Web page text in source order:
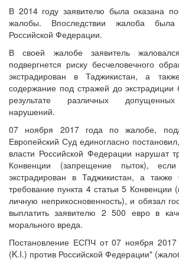
В 2014 году заявителю была оказана
жалобы. Впоследствии жалоба была
Российской Федерации.
В своей жалобе заявитель
подвергнется риску бесчеловечного
экстрадирован в Таджикистан, а
содержание под стражей до
результате различных
нарушений.
07 ноября 2017 года по жалобе,
Европейский Суд единогласно
власти Российской Федерации нарушат
Конвенции (запрещение пыток),
экстрадирован в Таджикистан, а
требование пункта 4 статьи 5 Конвенции
личную неприкосновенность), и обязал
выплатить заявителю 2 500 евро в
морального вреда.
Постановление ЕСПЧ от 07 ноября
(K.I.) против Российской Федерации"